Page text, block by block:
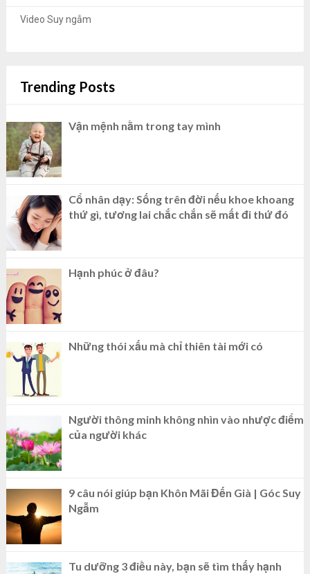
Video Suy ngẫm
Trending Posts
Vận mệnh nằm trong tay mình
Cổ nhân dạy: Sống trên đời nếu khoe khoang
thứ gì, tương lai chắc chắn sẽ mất đi thứ đó
Hạnh phúc ở đâu?
Những thói xấu mà chỉ thiên tài mới có
Người thông minh không nhìn vào nhược điểm
của người khác
9 câu nói giúp bạn Khôn Mãi Đến Già | Góc Suy
Ngẫm
Tu dưỡng 3 điều này, bạn sẽ tìm thấy hạnh